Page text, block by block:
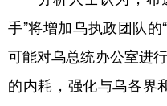
手”将增加乌执政团队
可能对乌总统办公室进
的内耗，强化与乌各界